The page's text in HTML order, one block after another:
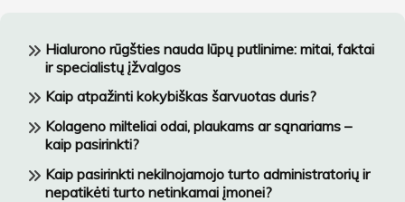
Hialurono rūgšties nauda lūpų putlinime: mitai, faktai
ir specialistų įžvalgos
Kaip atpažinti kokybiškas šarvuotas duris?
Kolageno milteliai odai, plaukams ar sąnariams –
kaip pasirinkti?
Kaip pasirinkti nekilnojamojo turto administratorių ir
nepatikėti turto netinkamai įmonei?